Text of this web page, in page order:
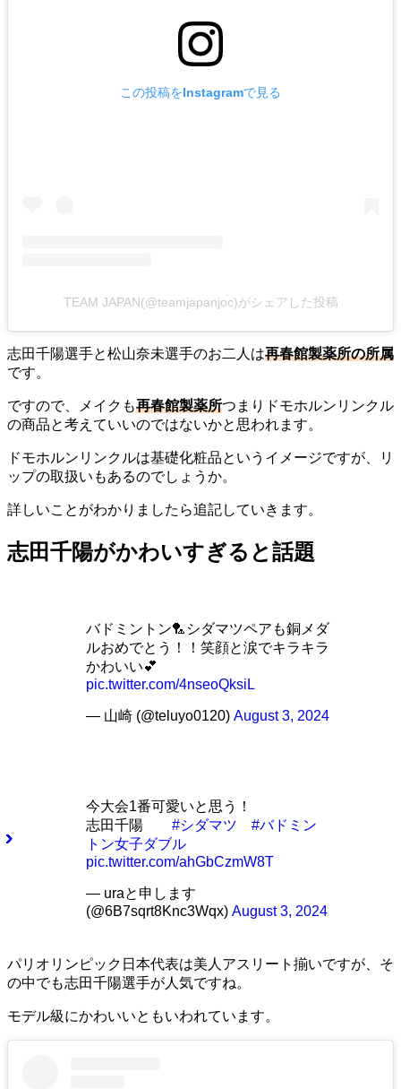
この投稿をInstagramで見る
TEAM JAPAN(@teamjapanjoc)がシェアした投稿
志田千陽選手と松山奈未選手のお二人は再春館製薬所の所属
です。
ですので、メイクも再春館製薬所つまりドモホルンリンクル
の商品と考えていいのではないかと思われます。
ドモホルンリンクルは基礎化粧品というイメージですが、リ
ップの取扱いもあるのでしょうか。
詳しいことがわかりましたら追記していきます。
志田千陽がかわいすぎると話題
バドミントン🏸シダマツペアも銅メダ
ルおめでとう！！笑顔と涙でキラキラ
かわいい💕
pic.twitter.com/4nseoQksiL
— 山崎 (@teluyo0120) August 3, 2024
今大会1番可愛いと思う！
志田千陽 #シダマツ
#バドミン
トン女子ダブル
pic.twitter.com/ahGbCzmW8T
— uraと申します
(@6B7sqrt8Knc3Wqx) August 3, 2024
パリオリンピック日本代表は美人アスリート揃いですが、そ
の中でも志田千陽選手が人気ですね。
モデル級にかわいいともいわれています。